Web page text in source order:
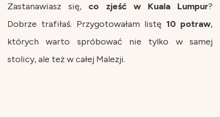
Zastanawiasz się, co zjeść w Kuala Lumpur?
Dobrze trafiłaś. Przygotowałam listę 10 potraw,
których warto spróbować nie tylko w samej
stolicy, ale też w całej Malezji.